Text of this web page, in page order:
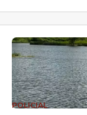
POLICIAL